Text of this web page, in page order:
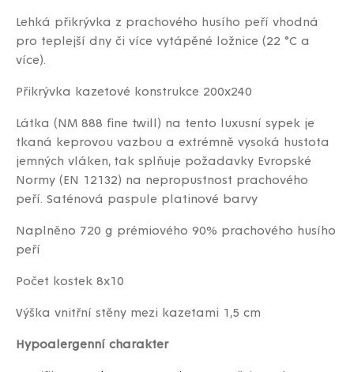
Lehká přikrývka z prachového husího peří vhodná
pro teplejší dny či více vytápěné ložnice (22 °C a
více).
Přikrývka kazetové konstrukce 200x240
Látka (NM 888 fine twill) na tento luxusní sypek je
tkaná keprovou vazbou a extrémně vysoká hustota
jemných vláken, tak splňuje požadavky Evropské
Normy (EN 12132) na nepropustnost prachového
peří. Saténová paspule platinové barvy
Naplněno 720 g prémiového 90% prachového husího
peří
Počet kostek 8x10
Výška vnitřní stěny mezi kazetami 1,5 cm
Hypoalergenní charakter